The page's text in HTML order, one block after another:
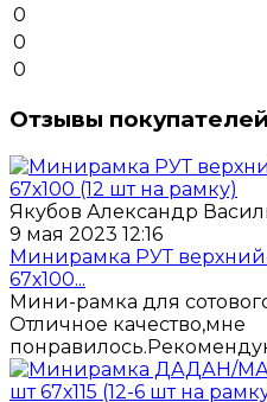
0
0
0
Отзывы покупателей
Якубов Александр
9 мая 2023 12:16
Минирамка РУТ
67х100...
Мини-рамка для
Отличное качество,мне